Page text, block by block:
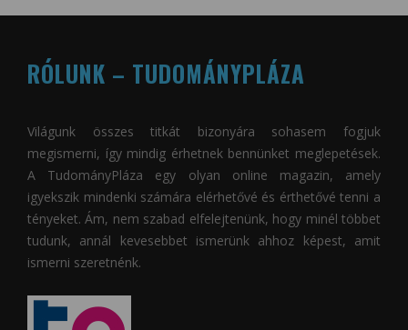
RÓLUNK – TUDOMÁNYPLÁZA
Világunk összes titkát bizonyára sohasem fogjuk
megismerni, így mindig érhetnek bennünket meglepetések.
A TudományPláza egy olyan online magazin, amely
igyekszik mindenki számára elérhetővé és érthetővé tenni a
tényeket. Ám, nem szabad elfelejtenünk, hogy minél többet
tudunk, annál kevesebbet ismerünk ahhoz képest, amit
ismerni szeretnénk.